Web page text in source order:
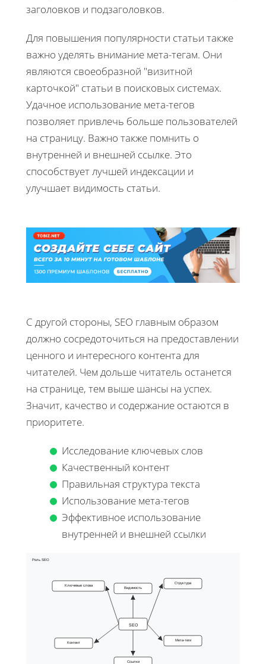
заголовков и подзаголовков.
Для повышения популярности статьи также
важно уделять внимание мета-тегам. Они
являются своеобразной "визитной
карточкой" статьи в поисковых системах.
Удачное использование мета-тегов
позволяет привлечь больше пользователей
на страницу. Важно также помнить о
внутренней и внешней ссылке. Это
способствует лучшей индексации и
улучшает видимость статьи.
С другой стороны, SEO главным образом
должно сосредоточиться на предоставлении
ценного и интересного контента для
читателей. Чем дольше читатель останется
на странице, тем выше шансы на успех.
Значит, качество и содержание остаются в
приоритете.
Исследование ключевых слов
Качественный контент
Правильная структура текста
Использование мета-тегов
Эффективное использование
внутренней и внешней ссылки
SEO
Видимость
Ключевые слова
Контент
Структура
Мета-теги
Ссылки
Роль SEO